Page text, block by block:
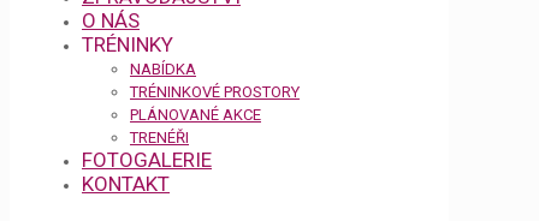
O NÁS
TRÉNINKY
NABÍDKA
TRÉNINKOVÉ PROSTORY
PLÁNOVANÉ AKCE
TRENÉŘI
FOTOGALERIE
KONTAKT